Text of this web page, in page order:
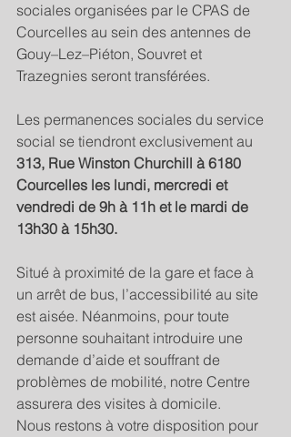
sociales organisées par le CPAS de
Courcelles au sein des antennes de
Gouy–Lez–Piéton, Souvret et
Trazegnies seront transférées.
Les permanences sociales du service
social se tiendront exclusivement au
313, Rue Winston Churchill à 6180
Courcelles les lundi, mercredi et
vendredi de 9h à 11h et le mardi de
13h30 à 15h30.
Situé à proximité de la gare et face à
un arrêt de bus, l’accessibilité au site
est aisée. Néanmoins, pour toute
personne souhaitant introduire une
demande d’aide et souffrant de
problèmes de mobilité, notre Centre
assurera des visites à domicile.
Nous restons à votre disposition pour